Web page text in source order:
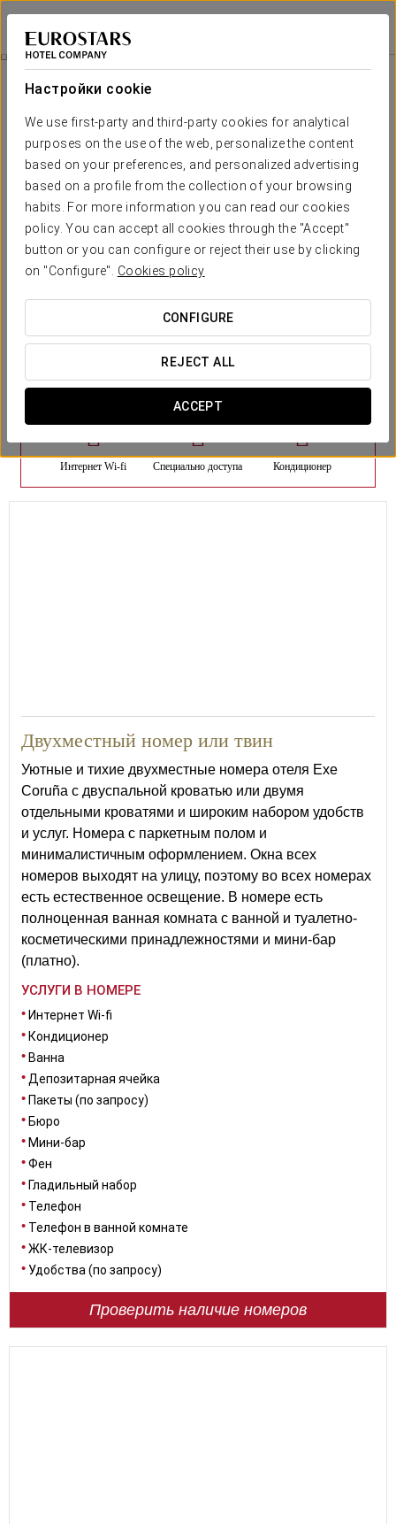
Настройки cookie
We use first-party and third-party cookies for analytical
purposes on the use of the web, personalize the content
based on your preferences, and personalized advertising
based on a profile from the collection of your browsing
habits. For more information you can read our cookies
policy. You can accept all cookies through the "Accept"
button or you can configure or reject their use by clicking
on "Configure". Cookies policy
CONFIGURE
REJECT ALL
ACCEPT
Exe Coruña
А-КОРУНЬЯ
Номера
Необходимые вам комфорт и
отдых
В отеле Exe Coruñaгостям предлагают светлые и очень
просторные номера, с окнами, выходящими на улицу, и
великолепным обслуживанием.
Гости могут расслабиться и насладиться комфортабельным
отдыхом, поскольку в номерах все продумано до мелочей,
ОСНОВНЫЕ УСЛУГИ
номера
Интернет Wi-fi Специально доступа Кондиционер
Двухместный номер или твин
Уютные и тихие двухместные номера отеля Exe
Coruña с двуспальной кроватью или двумя
отдельными кроватями и широким набором удобств
и услуг. Номера с паркетным полом и
минималистичным оформлением. Окна всех
номеров выходят на улицу, поэтому во всех номерах
есть естественное освещение. В номере есть
полноценная ванная комната с ванной и туалетно-
косметическими принадлежностями и мини-бар
(платно).
УСЛУГИ В НОМЕРЕ
Интернет Wi-fi
Кондиционер
Ванна
Депозитарная ячейка
Пакеты (по запросу)
Бюро
Мини-бар
Фен
Гладильный набор
Телефон
Телефон в ванной комнате
ЖК-телевизор
Удобства (по запросу)
Проверить наличие номеров